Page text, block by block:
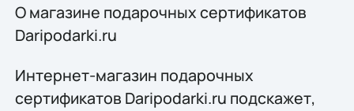
О магазине подарочных сертификатов
Daripodarki.ru
Интернет-магазин подарочных
сертификатов Daripodarki.ru подскажет,